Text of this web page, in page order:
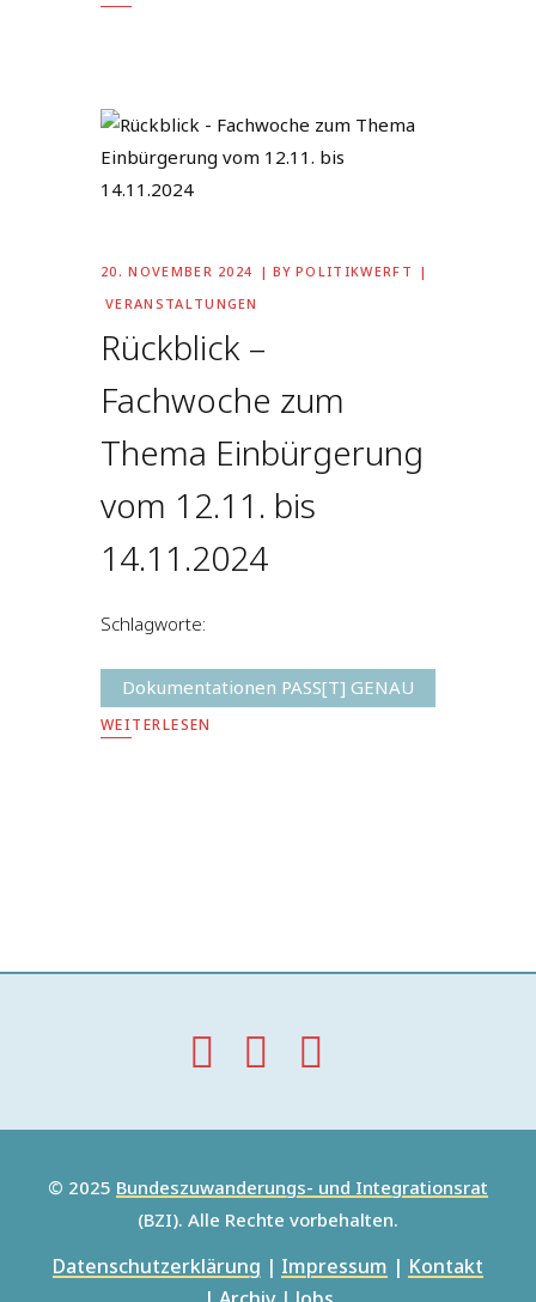
20. NOVEMBER 2024 BYPOLITIKWERFT
VERANSTALTUNGEN
Rückblick –
Fachwoche zum
Thema Einbürgerung
vom 12.11. bis
14.11.2024
Schlagworte:
Dokumentationen PASS[T] GENAU
WEITERLESEN
© 2025 Bundeszuwanderungs- und Integrationsrat
(BZI). Alle Rechte vorbehalten.
Datenschutzerklärung | Impressum | Kontakt